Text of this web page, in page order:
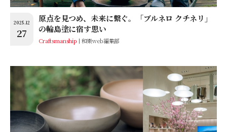
2025.12
27
原点を見つめ、未来に繫ぐ。「ブルネロ クチネリ」
の輪島塗に宿す思い
Craftsmanship 和樂web編集部